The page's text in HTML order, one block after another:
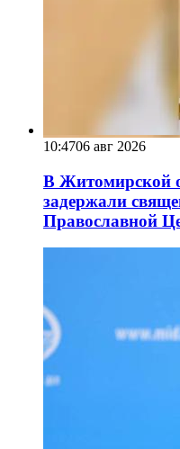
10:4706 авг 2026
В Житомирской
задержали
Православной